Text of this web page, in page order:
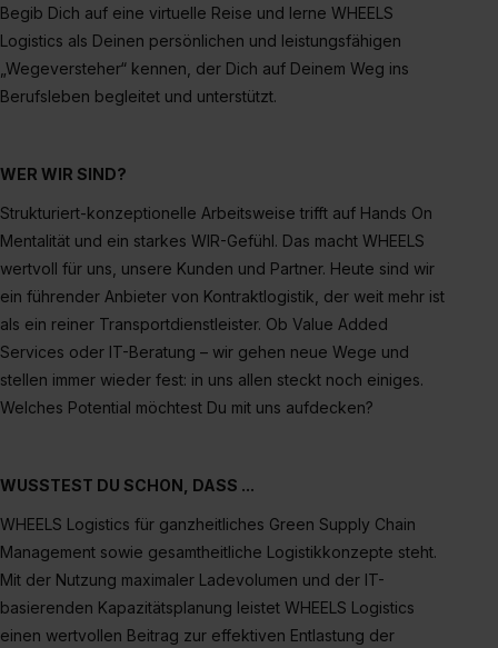
erlauben“. Die Einwilligung zur Platzierung von Cookies
der Kategorien „Präferenzen“, „Statistiken“ und „Social
Media und Marketing“ umfasst hierbei die Einwilligung
zur Übermittlung deiner Daten in die USA (Art. 49 Abs. 1
II). Du kannst die von dir erteilte Einwilligung jederzeit mit
Datenschutzerklärung unter dem Punkt „Datenschutz-
Einstellungen“ widerrufen. Weitere Informationen zu den
einzelnen Cookies findest du durch Klick auf „Details
zeigen“. Weitere Informationen:Datenschutzerklärung
Impressum.
Begib Dich auf eine virtuelle Reise und lerne WHEELS
Logistics als Deinen persönlichen und leistungsfähigen
„Wegeversteher“ kennen, der Dich auf Deinem Weg ins
Berufsleben begleitet und unterstützt.
WER WIR SIND?
Strukturiert-konzeptionelle Arbeitsweise trifft auf Hands On
Mentalität und ein starkes WIR-Gefühl. Das macht WHEELS
wertvoll für uns, unsere Kunden und Partner. Heute sind wir
ein führender Anbieter von Kontraktlogistik, der weit mehr ist
als ein reiner Transportdienstleister. Ob Value Added
Services oder IT-Beratung – wir gehen neue Wege und
stellen immer wieder fest: in uns allen steckt noch einiges.
Welches Potential möchtest Du mit uns aufdecken?
WUSSTEST DU SCHON, DASS ...
WHEELS Logistics für ganzheitliches Green Supply Chain
Management sowie gesamtheitliche Logistikkonzepte steht.
Mit der Nutzung maximaler Ladevolumen und der IT-
basierenden Kapazitätsplanung leistet WHEELS Logistics
einen wertvollen Beitrag zur effektiven Entlastung der